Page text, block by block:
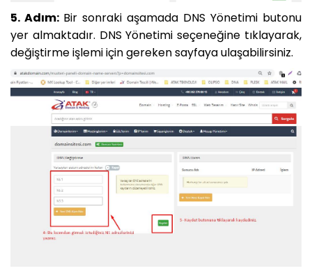
5. Adım: Bir sonraki aşamada DNS Yönetimi butonu
yer almaktadır. DNS Yönetimi seçeneğine tıklayarak,
değiştirme işlemi için gereken sayfaya ulaşabilirsiniz.